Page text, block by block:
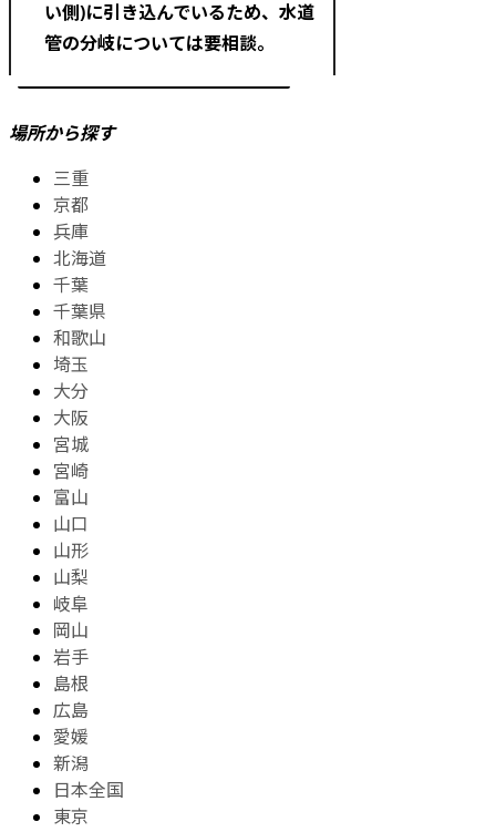
い側)に引き込んでいるため、水道
管の分岐については要相談。
場所から探す
三重
京都
兵庫
北海道
千葉
千葉県
和歌山
埼玉
大分
大阪
宮城
宮崎
富山
山口
山形
山梨
岐阜
岡山
岩手
島根
広島
愛媛
新潟
日本全国
東京